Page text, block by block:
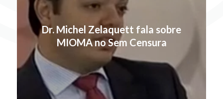
Dr. Michel Zelaquett fala sobre
MIOMA no Sem Censura